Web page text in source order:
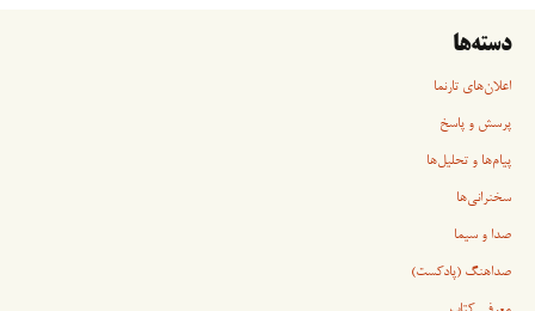
دسته‌ها
اعلان‌های تارنما
پرسش و پاسخ
پیام‌ها و تحلیل‌ها
سخنرانی‏‏‌ها
صدا و سیما
صداهنگ (پادکست)